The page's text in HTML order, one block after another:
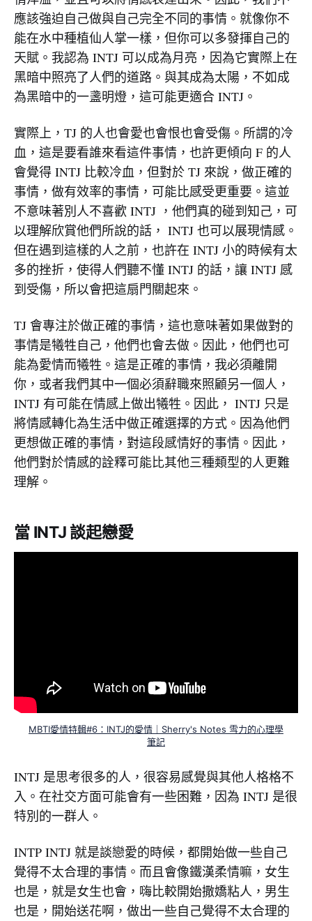
應該強迫自己做與自己完全不同的事情。就像你不
能在水中種植仙人掌一樣，但你可以多發揮自己的
天賦。我認為 INTJ 可以成為月亮，因為它實際上在
黑暗中照亮了人們的道路。與其成為太陽，不如成
為黑暗中的一盞明燈，這可能更適合 INTJ。
實際上，TJ 的人也會愛也會恨也會受傷。所謂的冷
血，這是要看誰來看這件事情，也許更傾向 F 的人
會覺得 INTJ 比較冷血，但對於 TJ 來說，做正確的
事情，做有效率的事情，可能比感受更重要。這並
不意味著別人不喜歡 INTJ ，他們真的碰到知己，可
以理解欣賞他們所說的話， INTJ 也可以展現情感。
但在遇到這樣的人之前，也許在 INTJ 小的時候有太
多的挫折，使得人們聽不懂 INTJ 的話，讓 INTJ 感
到受傷，所以會把這扇門關起來。
TJ 會專注於做正確的事情，這也意味著如果做對的
事情是犧牲自己，他們也會去做。因此，他們也可
能為愛情而犧牲。這是正確的事情，我必須離開
你，或者我們其中一個必須辭職來照顧另一個人，
INTJ 有可能在情感上做出犧牲。因此， INTJ 只是
將情感轉化為生活中做正確選擇的方式。因為他們
更想做正確的事情，對這段感情好的事情。因此，
他們對於情感的詮釋可能比其他三種類型的人更難
理解。
當 INTJ 談起戀愛
MBTI愛情特輯#6：INTJ的愛情｜Sherry's Notes 雪力的心理學
筆記
INTJ 是思考很多的人，很容易感覺與其他人格格不
入。在社交方面可能會有一些困難，因為 INTJ 是很
特別的一群人。
INTP INTJ 就是談戀愛的時候，都開始做一些自己
覺得不太合理的事情。而且會像鐵漢柔情嘛，女生
也是，就是女生也會，嗨比較開始撒嬌粘人，男生
也是，開始送花啊，做出一些自己覺得不太合理的